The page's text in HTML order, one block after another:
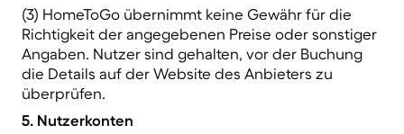
(3) HomeToGo übernimmt keine Gewähr für die
Richtigkeit der angegebenen Preise oder sonstiger
Angaben. Nutzer sind gehalten, vor der Buchung
die Details auf der Website des Anbieters zu
überprüfen.
5. Nutzerkonten